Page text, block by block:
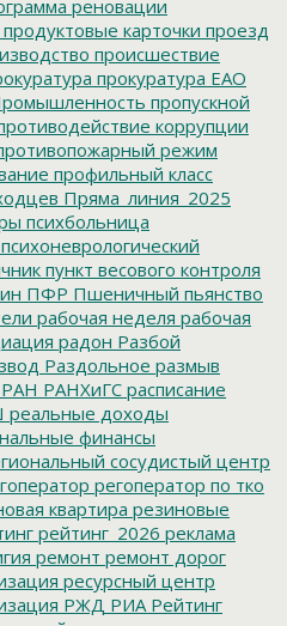
реновации
продуктовые карточки проезд
происшествие
прокуратура ЕАО
пропускной
коррупции
режим
профильный класс
Пряма_линия_2025
психбольница
психоневрологический
пункт весового контроля
ПФР Пшеничный пьянство
рабочая неделя рабочая
радон Разбой
Раздольное размыв
РАН РАНХиГС расписание
реальные доходы
финансы
сосудистый центр
регоператор по тко
квартира резиновые
рейтинг_2026 реклама
ремонт ремонт дорог
ресурсный центр
РЖД РИА Рейтинг